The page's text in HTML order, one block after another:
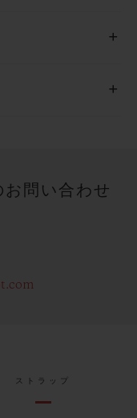
+
個人情報は確実に
+
問い合わせ
ストラップ